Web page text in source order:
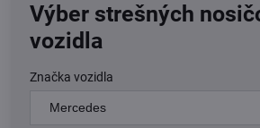
Výber strešných
vozidla
Značka vozidla